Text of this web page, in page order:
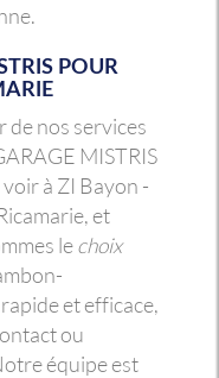
POUR
nos services
MISTRIS
à ZI Bayon -
et
lechoix
et efficace,
ou
équipe est